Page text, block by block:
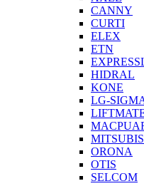
CANNY
CURTI
ELEX
ETN
HIDRAL
KONE
LG-
ORONA
OTIS
SELCOM